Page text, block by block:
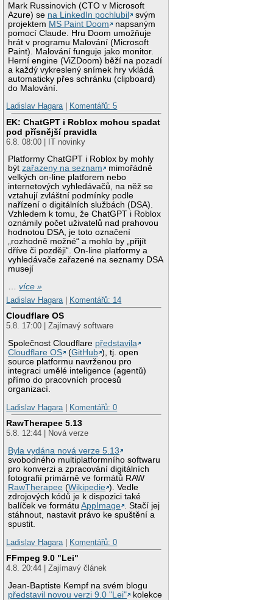
Mark Russinovich (CTO v Microsoft
Azure) se na LinkedIn pochlubil
svým
projektem MS Paint Doom
napsaným
pomocí Claude. Hru Doom umožňuje
hrát v programu Malování (Microsoft
Paint). Malování funguje jako monitor.
Herní engine (ViZDoom) běží na pozadí
a každý vykreslený snímek hry vkládá
automaticky přes schránku (clipboard)
do Malování.
Ladislav Hagara| Komentářů: 5
EK: ChatGPT i Roblox mohou spadat
pod přísnější pravidla
6.8. 08:00 | IT novinky
Platformy ChatGPT i Roblox by mohly
býtzařazeny na seznam
mimořádně
velkých on-line platforem nebo
internetových vyhledávačů, na něž se
vztahují zvláštní podmínky podle
nařízení o digitálních službách (DSA).
Vzhledem k tomu, že ChatGPT i Roblox
oznámily počet uživatelů nad prahovou
hodnotou DSA, je toto označení
„rozhodně možné“ a mohlo by „přijít
dříve či později“. On-line platformy a
vyhledávače zařazené na seznamy DSA
musejí
…více »
Ladislav Hagara | Komentářů: 14
Cloudflare OS
5.8. 17:00 | Zajímavý software
Společnost Cloudflare představila
Cloudflare OS
(GitHub ), tj. open
source platformu navrženou pro
integraci umělé inteligence (agentů)
přímo do pracovních procesů
organizací.
Ladislav Hagara | Komentářů: 0
RawTherapee 5.13
5.8. 12:44 | Nová verze
Byla vydána nová verze 5.13
svobodného multiplatformního softwaru
pro konverzi a zpracování digitálních
fotografií primárně ve formátů RAW
RawTherapee (Wikipedie ). Vedle
zdrojových kódů je k dispozici také
balíček ve formátuAppImage
. Stačí jej
stáhnout, nastavit právo ke spuštění a
spustit.
Ladislav Hagara | Komentářů: 0
FFmpeg 9.0 "Lei"
4.8. 20:44 | Zajímavý článek
Jean-Baptiste Kempf na svém blogu
představil novou verzi 9.0 "Lei"
kolekce